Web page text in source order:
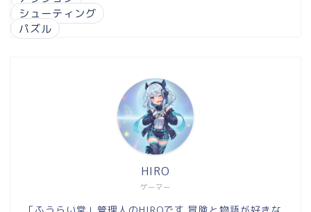
シューティング
パズル
ゲーマー
HIRO
「ふうらい堂」管理人のHIROです 冒険と物語が好きな